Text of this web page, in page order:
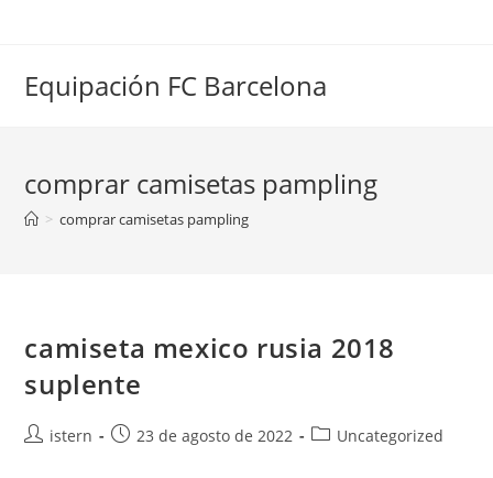
Equipación FC Barcelona
comprar camisetas pampling
> comprar camisetas pampling
camiseta mexico rusia 2018
suplente
Autoristern
Publicación
23 de agosto de 2022
Categoría
Uncategorized